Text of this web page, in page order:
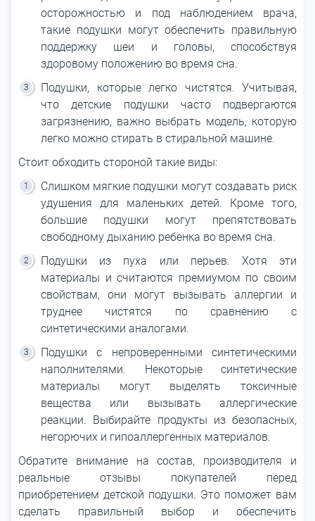
осторожностью и под наблюдением врача,
такие подушки могут обеспечить правильную
поддержку шеи и головы, способствуя
здоровому положению во время сна.
Подушки, которые легко чистятся. Учитывая,
что детские подушки часто подвергаются
загрязнению, важно выбрать модель, которую
легко можно стирать в стиральной машине.
Стоит обходить стороной такие виды:
Слишком мягкие подушки могут создавать риск
удушения для маленьких детей. Кроме того,
большие подушки могут препятствовать
свободному дыханию ребенка во время сна.
Подушки из пуха или перьев. Хотя эти
материалы и считаются премиумом по своим
свойствам, они могут вызывать аллергии и
труднее чистятся по сравнению с
синтетическими аналогами.
Подушки с непроверенными синтетическими
наполнителями. Некоторые синтетические
материалы могут выделять токсичные
вещества или вызывать аллергические
реакции. Выбирайте продукты из безопасных,
негорючих и гипоаллергенных материалов.
Обратите внимание на состав, производителя и
реальные отзывы покупателей перед
приобретением детской подушки. Это поможет вам
сделать правильный выбор и обеспечить